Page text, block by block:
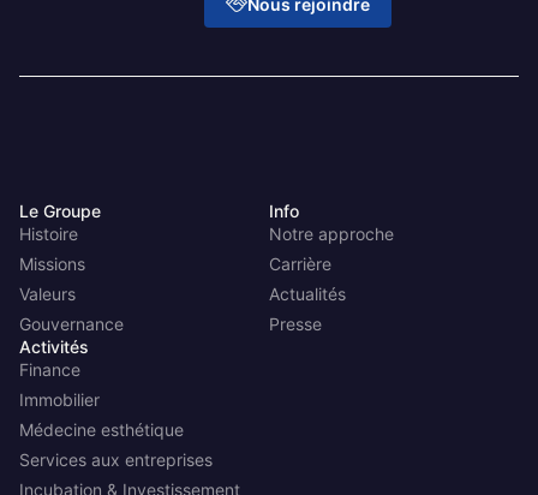
Nous rejoindre
Le Groupe
Histoire
Missions
Valeurs
Gouvernance
Info
Notre approche
Carrière
Actualités
Presse
Activités
Finance
Immobilier
Médecine esthétique
Services aux entreprises
Incubation & Investissement